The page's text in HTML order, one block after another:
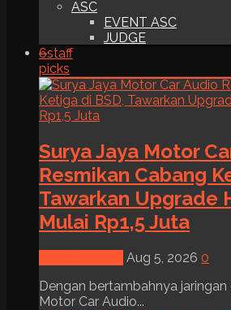
ASC
EVENT ASC
JUDGE
6staff
picks
Surya Jaya Motor
Resmikan Cabang
Tawarkan Upgrade
Mulai Rp1,5 Juta
Aug 5, 2026 0
Dengan bertambahnya
Motor Car Audio...